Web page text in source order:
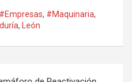
#Empresas, #Maquinaria,
, León